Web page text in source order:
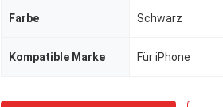
Farbe Schwarz
Kompatible Marke Für iPhone